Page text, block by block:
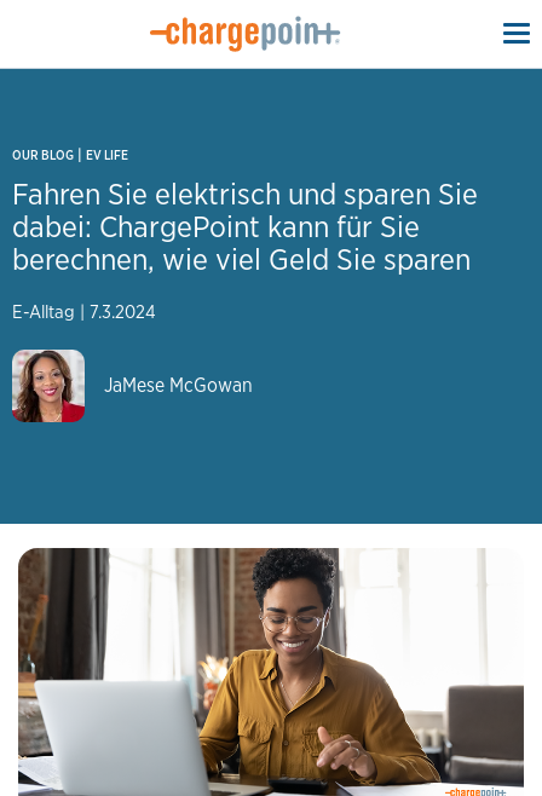
OUR BLOG | EV LIFE
Fahren Sie elektrisch und sparen Sie
dabei: ChargePoint kann für Sie
berechnen, wie viel Geld Sie sparen
E-Alltag | 7.3.2024
JaMese McGowan